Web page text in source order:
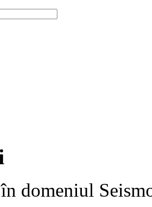
domeniul